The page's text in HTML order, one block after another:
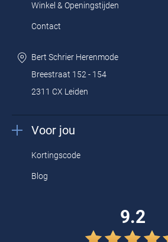
Winkel & Openingstijden
Contact
Bert Schrier Herenmode
Breestraat 152 - 154
2311 CX Leiden
Voor jou
Kortingscode
Blog
9.2